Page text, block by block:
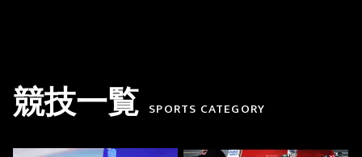
競技一覧 SPORTS CATEGORY